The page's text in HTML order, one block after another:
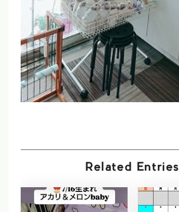
Related Entries